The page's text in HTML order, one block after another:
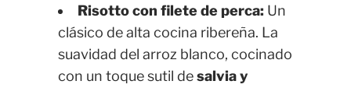
Risotto con filete de perca: Un
clásico de alta cocina ribereña. La
suavidad del arroz blanco, cocinado
con un toque sutil desalvia y